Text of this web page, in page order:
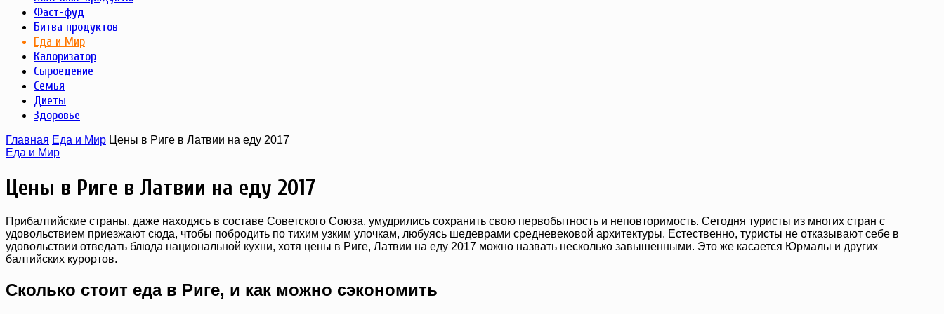
Фаст-фуд
Битва продуктов
Еда и Мир
Калоризатор
Сыроедение
Семья
Диеты
Здоровье
Главная Еда и Мир Цены в Риге в Латвии на еду 2017
Еда и Мир
Цены в Риге в Латвии на еду 2017
Прибалтийские страны, даже находясь в составе Советского Союза, умудрились сохранить свою первобытность и неповторимость. Сегодня туристы из многих стран с
удовольствием приезжают сюда, чтобы побродить по тихим узким улочкам, любуясь шедеврами средневековой архитектуры. Естественно, туристы не отказывают себе в
удовольствии отведать блюда национальной кухни, хотя цены в Риге, Латвии на еду 2017 можно назвать несколько завышенными. Это же касается Юрмалы и других
балтийских курортов.
Сколько стоит еда в Риге, и как можно сэкономить